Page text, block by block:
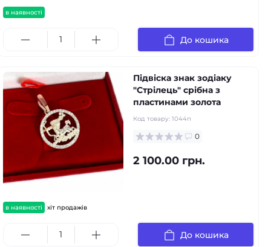
в наявності
До кошика
в наявності хіт продажів
Підвіска знак зодіаку
"Стрілець" срібна з
пластинами золота
Код товару: 1044п
0
2 100.00 грн.
До кошика